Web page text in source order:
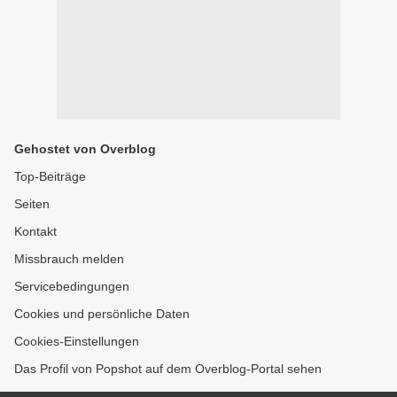
Gehostet von Overblog
Top-Beiträge
Seiten
Kontakt
Missbrauch melden
Servicebedingungen
Cookies und persönliche Daten
Cookies-Einstellungen
Das Profil von Popshot auf dem Overblog-Portal sehen